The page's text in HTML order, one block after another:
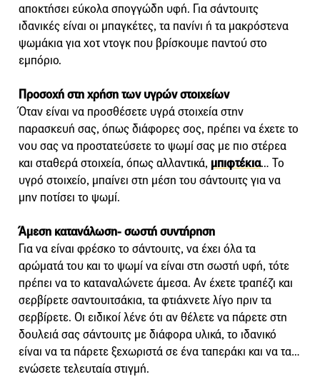
αποκτήσει εύκολα σπογγώδη υφή. Για σάντουιτς
ιδανικές είναι οι μπαγκέτες, τα πανίνι ή τα μακρόστενα
ψωμάκια για χοτ ντογκ που βρίσκουμε παντού στο
εμπόριο.
Προσοχή στη χρήση των υγρών στοιχείων
Όταν είναι να προσθέσετε υγρά στοιχεία στην
παρασκευή σας, όπως διάφορες σος, πρέπει να έχετε το
νου σας να προστατεύσετε το ψωμί σας με πιο στέρεα
και σταθερά στοιχεία, όπως αλλαντικά, μπιφτέκια… Το
υγρό στοιχείο, μπαίνει στη μέση του σάντουιτς για να
μην ποτίσει το ψωμί.
Άμεση κατανάλωση- σωστή συντήρηση
Για να είναι φρέσκο το σάντουιτς, να έχει όλα τα
αρώματά του και το ψωμί να είναι στη σωστή υφή, τότε
πρέπει να το καταναλώνετε άμεσα. Αν έχετε τραπέζι και
σερβίρετε σαντουιτσάκια, τα φτιάχνετε λίγο πριν τα
σερβίρετε. Οι ειδικοί λένε ότι αν θέλετε να πάρετε στη
δουλειά σας σάντουιτς με διάφορα υλικά, το ιδανικό
είναι να τα πάρετε ξεχωριστά σε ένα ταπεράκι και να τα…
ενώσετε τελευταία στιγμή.